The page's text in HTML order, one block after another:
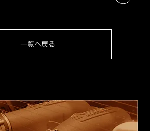
一覧へ戻る